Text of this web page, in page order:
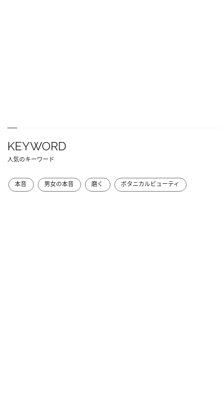
KEYWORD
人気のキーワード
本音 男女の本音 磨く ボタニカルビューティ